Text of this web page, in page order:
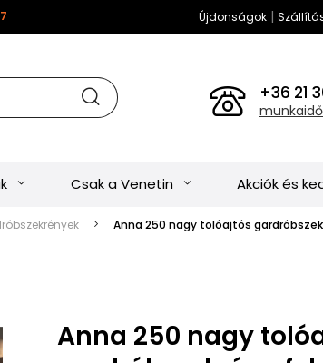
Újdonságok|
+36 21
munkaidő
Csak a Venetin Akciók és
Anna 250 nagy tolóajtós
Anna 250 nagy